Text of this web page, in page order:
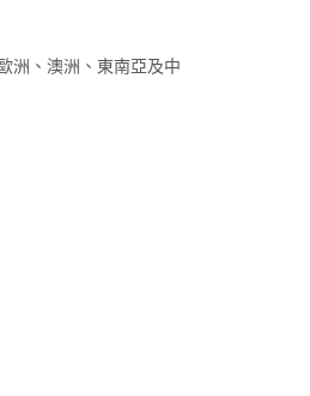
洲、澳洲、東南亞及中